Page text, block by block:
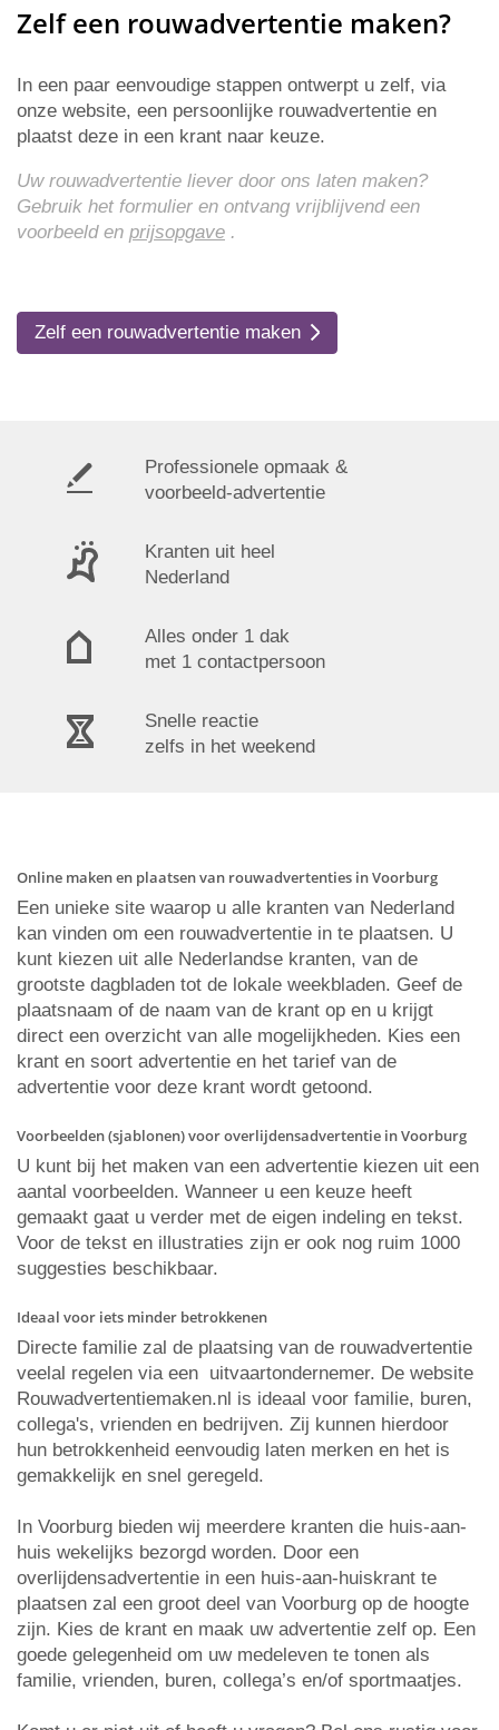
Zelf een rouwadvertentie maken?
In een paar eenvoudige stappen ontwerpt u zelf, via
onze website, een persoonlijke rouwadvertentie en
plaatst deze in een krant naar keuze.
Uw rouwadvertentie liever door ons laten maken?
Gebruik het formulier en ontvang vrijblijvend een
voorbeeld en prijsopgave .
Zelf een rouwadvertentie maken
Professionele opmaak &
voorbeeld-advertentie
Kranten uit heel
Nederland
Alles onder 1 dak
met 1 contactpersoon
Snelle reactie
zelfs in het weekend
Online maken en plaatsen van rouwadvertenties in Voorburg
Een unieke site waarop u alle kranten van Nederland
kan vinden om een rouwadvertentie in te plaatsen. U
kunt kiezen uit alle Nederlandse kranten, van de
grootste dagbladen tot de lokale weekbladen. Geef de
plaatsnaam of de naam van de krant op en u krijgt
direct een overzicht van alle mogelijkheden. Kies een
krant en soort advertentie en het tarief van de
advertentie voor deze krant wordt getoond.
Voorbeelden (sjablonen) voor overlijdensadvertentie in Voorburg
U kunt bij het maken van een advertentie kiezen uit een
aantal voorbeelden. Wanneer u een keuze heeft
gemaakt gaat u verder met de eigen indeling en tekst.
Voor de tekst en illustraties zijn er ook nog ruim 1000
suggesties beschikbaar.
Ideaal voor iets minder betrokkenen
Directe familie zal de plaatsing van de rouwadvertentie
veelal regelen via een uitvaartondernemer. De website
Rouwadvertentiemaken.nl is ideaal voor familie, buren,
collega's, vrienden en bedrijven. Zij kunnen hierdoor
hun betrokkenheid eenvoudig laten merken en het is
gemakkelijk en snel geregeld.
In Voorburg bieden wij meerdere kranten die huis-aan-
huis wekelijks bezorgd worden. Door een
overlijdensadvertentie in een huis-aan-huiskrant te
plaatsen zal een groot deel van Voorburg op de hoogte
zijn. Kies de krant en maak uw advertentie zelf op. Een
goede gelegenheid om uw medeleven te tonen als
familie, vrienden, buren, collega’s en/of sportmaatjes.